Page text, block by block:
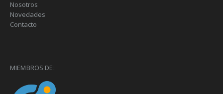
Nosotros
Novedades
Contacto
MIEMBROS DE: